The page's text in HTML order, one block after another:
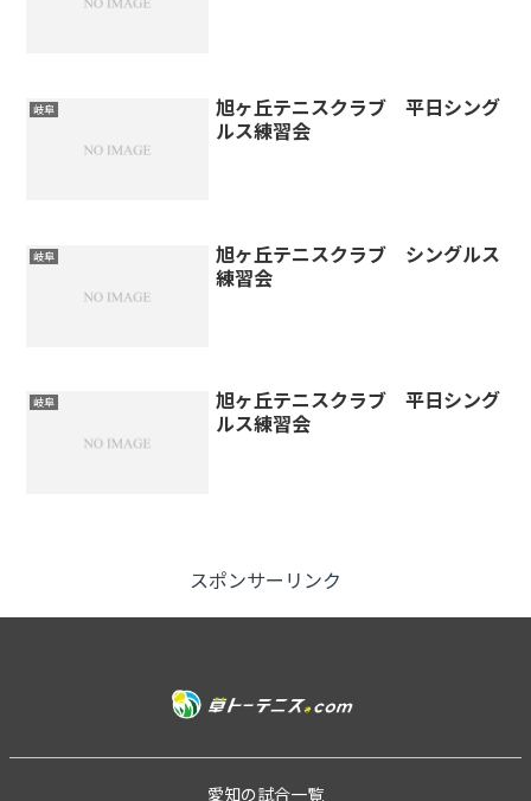
岐阜
旭ヶ丘テニスクラブ 平日シング
ルス練習会
岐阜
旭ヶ丘テニスクラブ シングルス
練習会
岐阜
旭ヶ丘テニスクラブ 平日シング
ルス練習会
スポンサーリンク
愛知の試合一覧